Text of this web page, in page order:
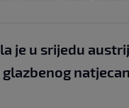
je u srijedu